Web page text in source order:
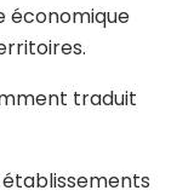
économique
traduit